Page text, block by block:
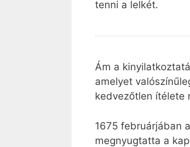
tenni a lelkét.
Ám a
amelyet
kedvezőtlen ítélete
1675 februárjában
megnyugtatta a